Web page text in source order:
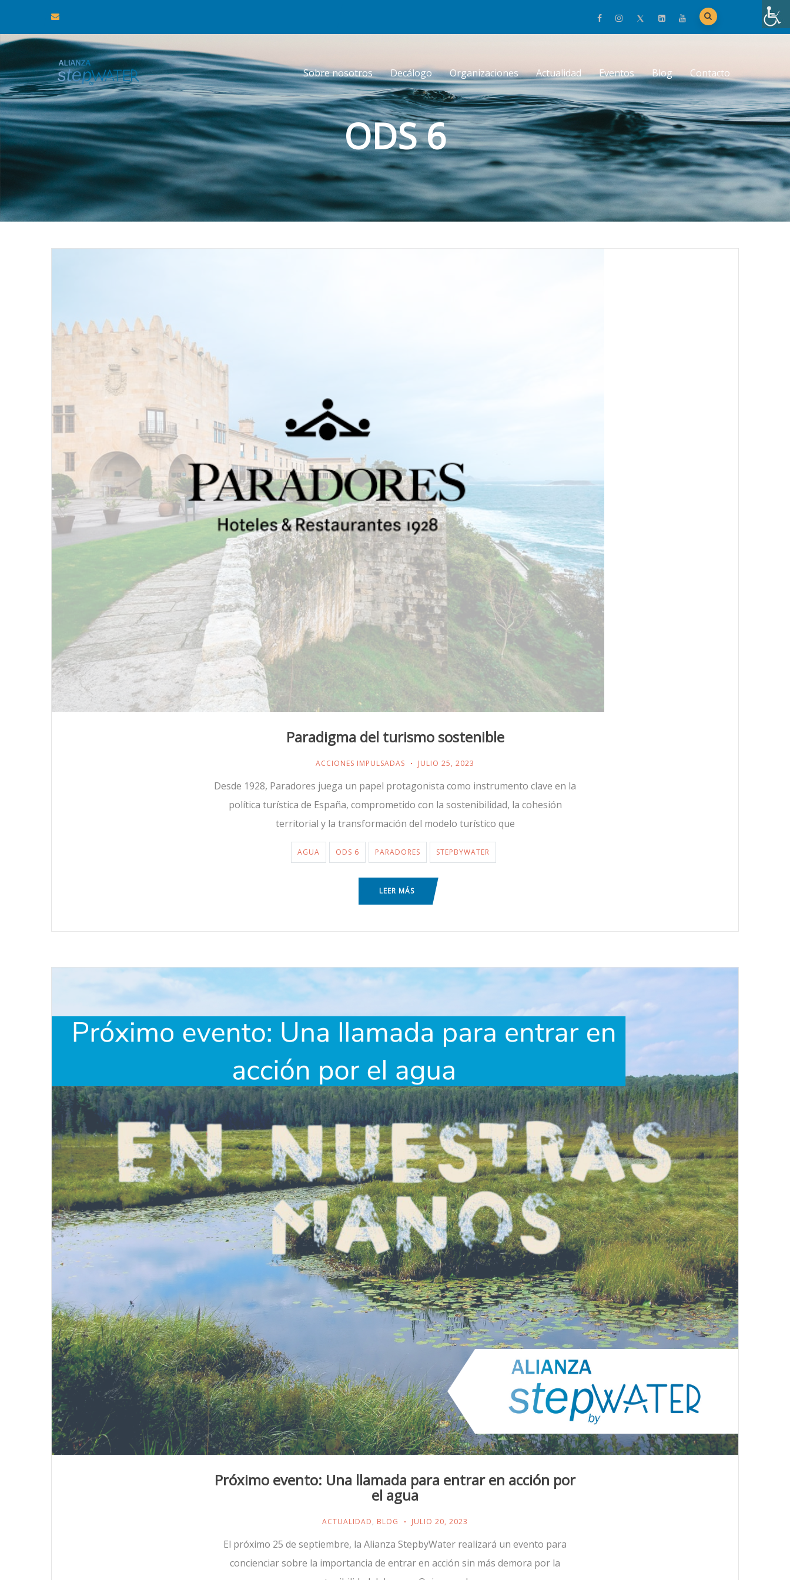
Sobre nosotros Decálogo Organizaciones Actualidad Eventos Blog Contacto
ODS 6
Paradigma del turismo sostenible
ACCIONES IMPULSADAS JULIO 25, 2023
Desde 1928, Paradores juega un papel protagonista como instrumento clave en la
política turística de España, comprometido con la sostenibilidad, la cohesión
territorial y la transformación del modelo turístico que
AGUA ODS 6 PARADORES STEPBYWATER
LEER MÁS
Próximo evento: Una llamada para entrar en acción por
el agua
ACTUALIDAD, BLOG JULIO 20, 2023
El próximo 25 de septiembre, la Alianza StepbyWater realizará un evento para
concienciar sobre la importancia de entrar en acción sin más demora por la